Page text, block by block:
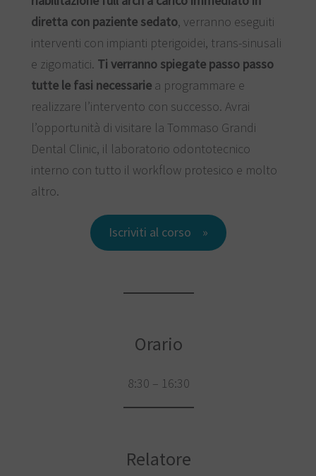
diretta con paziente sedato, verranno eseguiti
interventi con impianti pterigoidei, trans-sinusali
e zigomatici. Ti verranno spiegate passo passo
tutte le fasi necessariea programmare e
realizzare l’intervento con successo. Avrai
l’opportunità di visitare la Tommaso Grandi
Dental Clinic, il laboratorio odontotecnico
interno con tutto il workflow protesico e molto
altro.
Iscriviti al corso
Orario
8:30 – 16:30
Relatore